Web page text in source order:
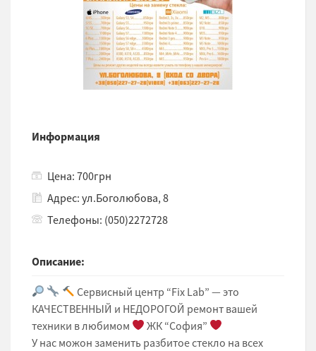
Информация
Цена: 700грн
Адрес: ул.Боголюбова, 8
Телефоны: (050)2272728
Описание:
Сервисный центр “Fix Lab” — это
КАЧЕСТВЕННЫЙ и НЕДОРОГОЙ ремонт вашей
техники в любимом
ЖК “София”
У нас можон заменить разбитое стекло на всех